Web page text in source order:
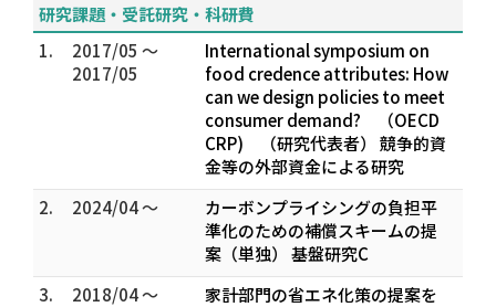
研究課題・受託研究・科研費
1.
2017/05 ～
2017/05
International symposium on
food credence attributes: How
can we design policies to meet
consumer demand? （OECD
CRP) （研究代表者） 競争的資
金等の外部資金による研究
2.
2024/04 ～
カーボンプライシングの負担平
準化のための補償スキームの提
案（単独） 基盤研究C
3.
2018/04 ～
家計部門の省エネ化策の提案を